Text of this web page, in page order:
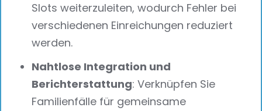
Slots weiterzuleiten, wodurch Fehler bei
verschiedenen Einreichungen reduziert
werden.
Nahtlose Integration und
Berichterstattung: Verknüpfen Sie
Familienfälle für gemeinsame